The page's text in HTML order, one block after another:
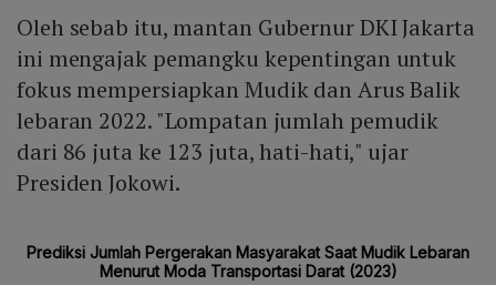
Oleh sebab itu, mantan Gubernur DKI Jakarta
ini mengajak pemangku kepentingan untuk
fokus mempersiapkan Mudik dan Arus Balik
lebaran 2022. "Lompatan jumlah pemudik
dari 86 juta ke 123 juta, hati-hati," ujar
Presiden Jokowi.